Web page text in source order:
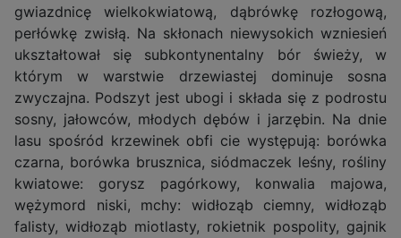
gwiazdnicę wielkokwiatową, dąbrówkę rozłogową,
perłówkę zwisłą. Na skłonach niewysokich wzniesień
ukształtował się subkontynentalny bór świeży, w
którym w warstwie drzewiastej dominuje sosna
zwyczajna. Podszyt jest ubogi i składa się z podrostu
sosny, jałowców, młodych dębów i jarzębin. Na dnie
lasu spośród krzewinek obfi cie występują: borówka
czarna, borówka brusznica, siódmaczek leśny, rośliny
kwiatowe: gorysz pagórkowy, konwalia majowa,
wężymord niski, mchy: widłoząb ciemny, widłoząb
falisty, widłoząb miotlasty, rokietnik pospolity, gajnik